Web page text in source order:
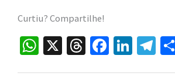
Curtiu? Compartilhe!
W X
T
Fa Li Te